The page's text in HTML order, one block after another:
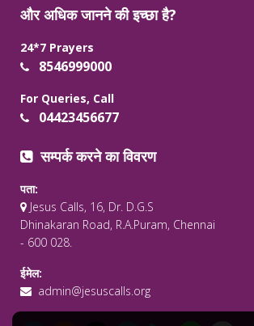
और अधिक जानने की इच्छा है?
24*7 Prayers
8546999000
For Queries, Call
04423456677
सम्पर्क करने का विवरण
पता:
Jesus Calls, 16, Dr. D.G.S
Dhinakaran Road, R.A.Puram, Chennai
- 600 028.
ईमेल:
admin@jesuscalls.org